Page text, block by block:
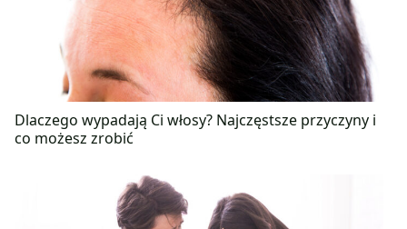
Dlaczego wypadają Ci włosy? Najczęstsze przyczyny i
co możesz zrobić